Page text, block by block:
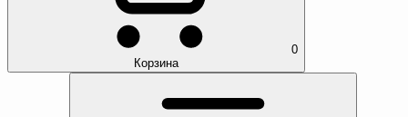
0
Корзина